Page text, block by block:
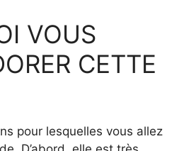
VOUS
CETTE
pour lesquelles vous allez